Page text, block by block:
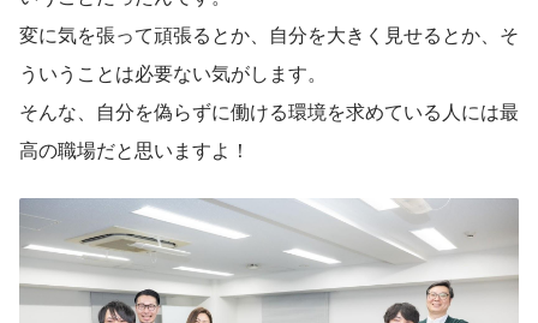
変に気を張って頑張るとか、自分を大きく見せるとか、そ
ういうことは必要ない気がします。
そんな、自分を偽らずに働ける環境を求めている人には最
高の職場だと思いますよ！